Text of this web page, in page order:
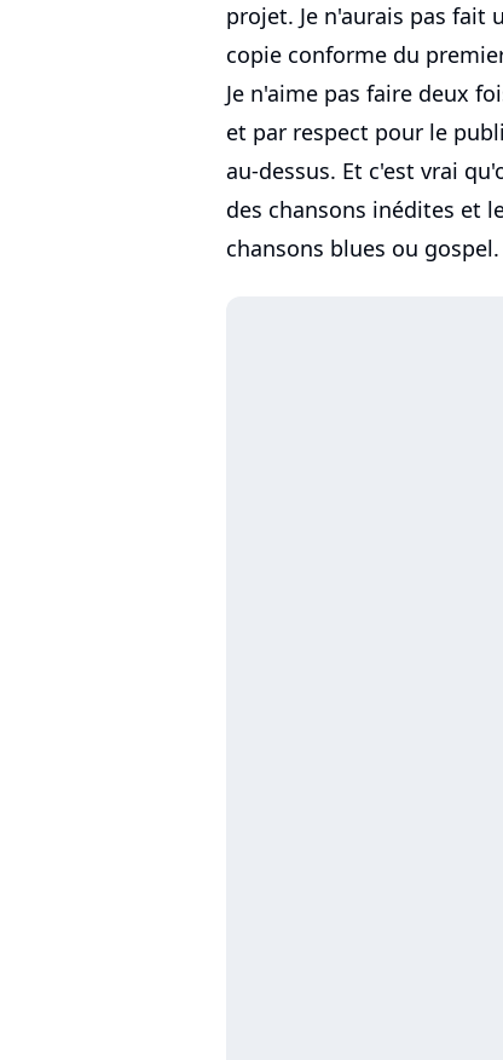
projet. Je n'aurais pas fait
copie conforme du
Je n'aime pas faire deux
et par respect pour le
au-dessus. Et c'est vrai
des chansons inédites et
chansons blues ou gospel.